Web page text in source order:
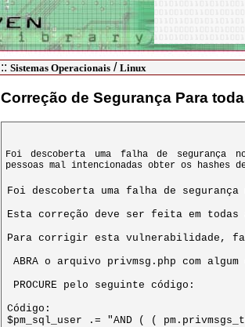
:: Sistemas Operacionais/ Linux
Correção de Segurança Para
Foi descoberta uma falha de segurança
pessoas mal intencionadas obter os hashes